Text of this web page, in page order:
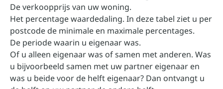
De verkoopprijs van uw woning.
Het percentage waardedaling. In deze tabel ziet u per
postcode de minimale en maximale percentages.
De periode waarin u eigenaar was.
Of u alleen eigenaar was of samen met anderen. Was
u bijvoorbeeld samen met uw partner eigenaar en
was u beide voor de helft eigenaar? Dan ontvangt u